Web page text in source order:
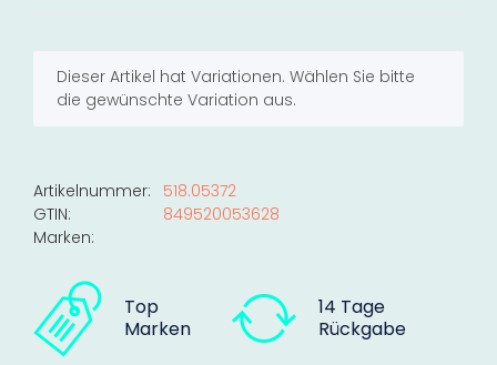
xDieser Artikel hat Variationen. Wählen Sie bitte
die gewünschte Variation aus.
Artikelnummer:
518.05372
GTIN:
849520053628
Marken:
Top
Marken
14 Tage
Rückgabe